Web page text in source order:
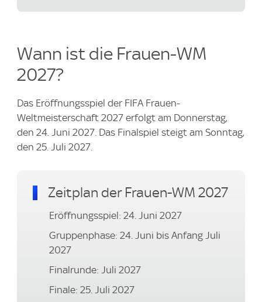
Wann ist die Frauen-WM
2027?
Das Eröffnungsspiel der FIFA Frauen-
Weltmeisterschaft 2027 erfolgt am Donnerstag,
den 24. Juni 2027. Das Finalspiel steigt am Sonntag,
den 25. Juli 2027.
Zeitplan der Frauen-WM 2027
Eröffnungsspiel: 24. Juni 2027
Gruppenphase: 24. Juni bis Anfang Juli
2027
Finalrunde: Juli 2027
Finale: 25. Juli 2027